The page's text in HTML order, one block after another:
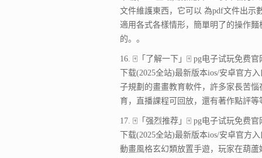
文件維護東西，它可以 為pdf文件出示
適用各式各樣情形，簡單明了的操作
的。。
16. 🀄「了解一下」🀄 pg电子试玩免费
下载(2025全站)最新版本ios/安卓官方
子規劃的畫畫教育軟件，許多家長苦
育，直播課程可回放，還有著作點評
17. 🀄「强烈推荐」🀄 pg电子试玩免费
下载(2025全站)最新版本ios/安卓官方
動畫風格玄幻類放置手遊，玩家在葫